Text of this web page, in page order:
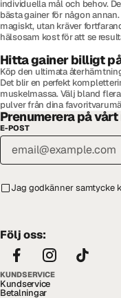
individuella mål och behov.
bästa gainer för någon
magiskt, utan kräver
hälsosam kost för att se
Hitta gainer billigt
Köp den ultimata
Det blir en perfekt
muskelmassa. Välj bland
pulver från dina
Prenumerera på
E-POST
Jag godkänner samtycke
Följ oss:
KUNDSERVICE
Kundservice
Betalningar